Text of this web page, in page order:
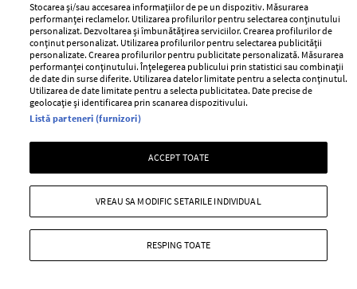
Stiri
GSP
Unica
Baby
Libertatea pentru
femei
Viva
Avantaje
Jocurile de noroc sunt interzise minorilor.
Copyright © 2026 Ringier Romania SRL
Stocarea și/sau accesarea informațiilor de pe un dispozitiv. Măsurarea
performanței reclamelor. Utilizarea profilurilor pentru selectarea conținutului
personalizat. Dezvoltarea și îmbunătățirea serviciilor. Crearea profilurilor de
conținut personalizat. Utilizarea profilurilor pentru selectarea publicității
personalizate. Crearea profilurilor pentru publicitate personalizată. Măsurarea
performanței conținutului. Înțelegerea publicului prin statistici sau combinații
de date din surse diferite. Utilizarea datelor limitate pentru a selecta conținutul.
Utilizarea de date limitate pentru a selecta publicitatea. Date precise de
geolocație și identificarea prin scanarea dispozitivului.
Listă parteneri (furnizori)
ACCEPT TOATE
RESPING TOATE
VREAU SA MODIFIC SETARILE INDIVIDUAL